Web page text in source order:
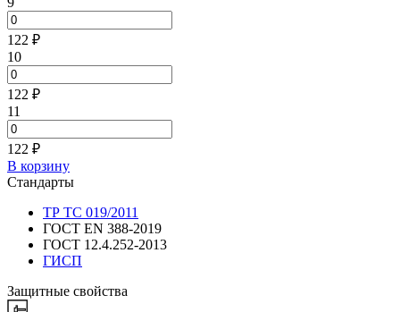
122 ₽
10
122 ₽
11
122 ₽
В корзину
Стандарты
ТР ТС 019/2011
ГОСТ EN 388-2019
ГОСТ 12.4.252-2013
ГИСП
Защитные свойства